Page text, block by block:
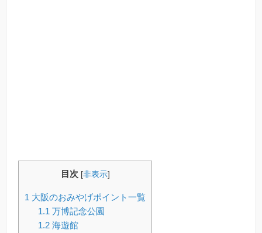
目次 [非表示]
1 大阪のおみやげポイント一覧
1.1 万博記念公園
1.2海遊館